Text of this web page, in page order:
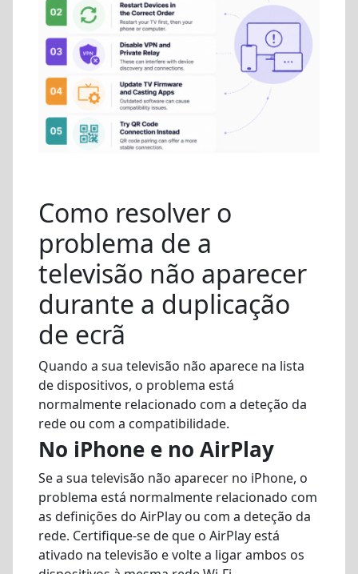
Como resolver o
problema de a
televisão não aparecer
durante a duplicação
de ecrã
Quando a sua televisão não aparece na lista
de dispositivos, o problema está
normalmente relacionado com a deteção da
rede ou com a compatibilidade.
No iPhone e no AirPlay
Se a sua televisão não aparecer no iPhone, o
problema está normalmente relacionado com
as definições do AirPlay ou com a deteção da
rede. Certifique-se de que o AirPlay está
ativado na televisão e volte a ligar ambos os